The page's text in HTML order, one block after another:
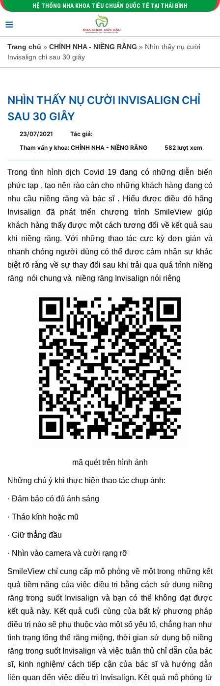
HỆ THỐNG NHA KHOA TIÊU CHUẨN QUỐC TẾ TẠI THÁI BÌNH
≡
Trang chủ » CHỈNH NHA - NIỀNG RĂNG » Nhìn thấy nụ cười
Invisalign chỉ sau 30 giây
NHÌN THẤY NỤ CƯỜI INVISALIGN CHỈ
SAU 30 GIÂY
23/07/2021
Tác giả:
Tham vấn y khoa: CHỈNH NHA - NIỀNG RĂNG
582 lượt xem
Trong tình hình dịch Covid 19 đang có những diễn biến
phức tạp , tạo nên rào cản cho những khách hàng đang có
nhu cầu niềng răng và bác sĩ . Hiểu được điều đó hãng
Invisalign đã phát triển chương trình SmileView giúp
khách hàng thấy được một cách tương đối về kết quả sau
khi niềng răng. Với những thao tác cực kỳ đơn giản và
nhanh chóng người dùng có thể được cảm nhận sự khác
biệt rõ ràng về sự thay đổi sau khi trải qua quá trình niềng
răng nói chung và niềng răng Invisalign nói riêng
mã quét trên hình ảnh
Những chú ý khi thực hiện thao tác chụp ảnh:
· Đảm bảo có đủ ánh sáng
· Tháo kính hoặc mũ
· Giữ thẳng đầu
· Nhìn vào camera và cười rạng rỡ
SmileView chỉ cung cấp mô phỏng về một trong những kết
quả tiềm năng của việc điều trị bằng cách sử dụng niềng
răng trong suốt Invisalign và bạn có thể không đạt được
kết quả này. Kết quả cuối cùng của bất kỳ phương pháp
điều trị nào sẽ phụ thuộc vào một số yếu tố, chẳng hạn như
tình trạng tổng thể răng miệng, thời gian sử dụng bộ niềng
răng trong suốt Invisalign và việc tuân thủ chỉ dẫn của bác
sĩ, kinh nghiệm/ cách tiếp cận của bác sĩ và hướng dẫn
liên quan đến việc điều trị Invisalign. Kết quả mô phỏng từ